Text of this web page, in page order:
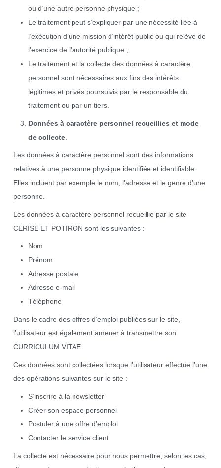
ou d’une autre personne physique ;
Le traitement peut s’expliquer par une nécessité liée à
l’exécution d’une mission d’intérêt public ou qui relève de
l’exercice de l’autorité publique ;
Le traitement et la collecte des données à caractère
personnel sont nécessaires aux fins des intérêts
légitimes et privés poursuivis par le responsable du
traitement ou par un tiers.
Données à caractère personnel recueillies et mode
de collecte.
Les données à caractère personnel sont des informations
relatives à une personne physique identifiée et identifiable.
Elles incluent par exemple le nom, l’adresse et le genre d’une
personne.
Les données à caractère personnel recueillie par le site
CERISE ET POTIRON sont les suivantes :
Nom
Prénom
Adresse postale
Adresse e-mail
Téléphone
Dans le cadre des offres d’emploi publiées sur le site,
l’utilisateur est également amener à transmettre son
CURRICULUM VITAE.
Ces données sont collectées lorsque l’utilisateur effectue l’une
des opérations suivantes sur le site :
S’inscrire à la newsletter
Créer son espace personnel
Postuler à une offre d’emploi
Contacter le service client
La collecte est nécessaire pour nous permettre, selon les cas,